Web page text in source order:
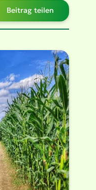
Beitrag teilen